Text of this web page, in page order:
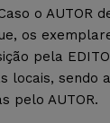
o AUTOR
os
pela
locais, sendo
pelo AUTOR.